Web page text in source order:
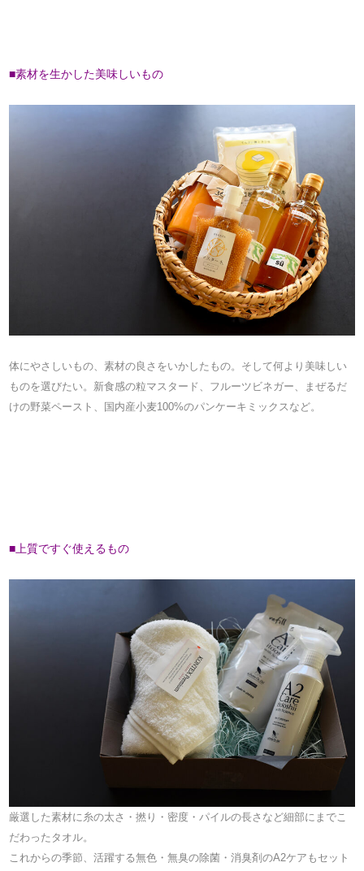
■素材を生かした美味しいもの
体にやさしいもの、素材の良さをいかしたもの。そして何より美味しい
ものを選びたい。新食感の粒マスタード、フルーツビネガー、まぜるだ
けの野菜ペースト、国内産小麦100%のパンケーキミックスなど。
■上質ですぐ使えるもの
厳選した素材に糸の太さ・撚り・密度・パイルの長さなど細部にまでこ
だわったタオル。
これからの季節、活躍する無色・無臭の除菌・消臭剤のA2ケアもセット